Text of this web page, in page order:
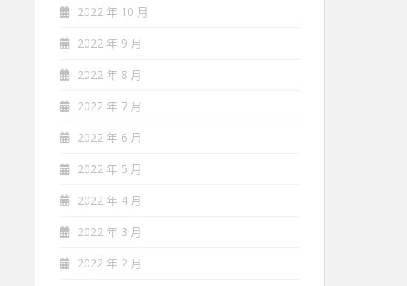
2022 年 10 月
2022 年 9 月
2022 年 8 月
2022 年 7 月
2022 年 6 月
2022 年 5 月
2022 年 4 月
2022 年 3 月
2022 年 2 月